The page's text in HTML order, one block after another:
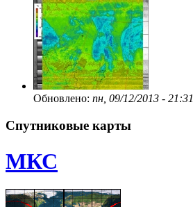
Обновлено: пн, 09/12/2013 - 21:31
Спутниковые карты
МКС